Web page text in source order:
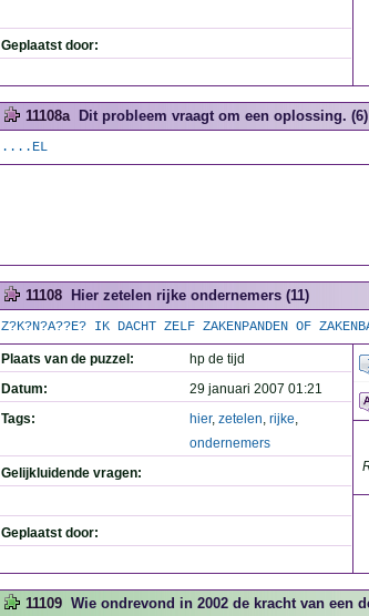
Geplaatst door:
11108a Dit probleem vraagt om een oplossing. (6)
....EL
11108 Hier zetelen rijke ondernemers (11)
Z?K?N?A??E? IK DACHT ZELF ZAKENPANDEN OF
Plaats van de puzzel:
hp de tijd
Datum:
29 januari 2007 01:21
Tags:
hier, zetelen, rijke,
ondernemers
Gelijkluidende vragen:
Geplaatst door:
11109 Wie ondrevond in 2002 de kracht van een